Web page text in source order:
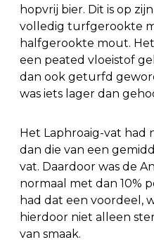
hopvrij bier. Dit is op
volledig turfgerookte
halfgerookte mout.
een peated vloeistof
dan ook geturfd
was iets lager dan
Het Laphroaig-vat had
dan die van een
vat. Daardoor was de
normaal met dan 10%
had dat een voordeel,
hierdoor niet alleen
van smaak.